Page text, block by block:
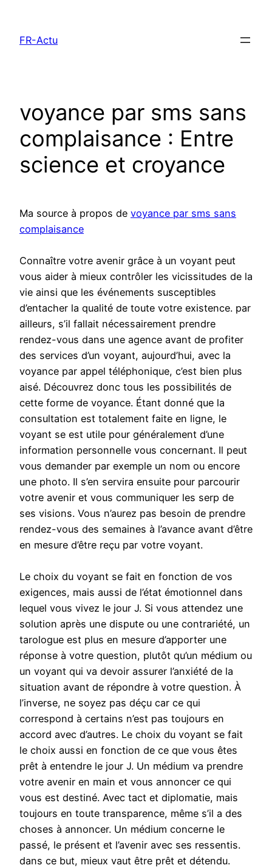
contenu
FR-Actu
voyance par sms sans
complaisance : Entre
science et croyance
Ma source à propos de voyance par sms sans
complaisance
Connaître votre avenir grâce à un voyant peut
vous aider à mieux contrôler les vicissitudes de la
vie ainsi que les événements susceptibles
d’entacher la qualité de toute votre existence. par
ailleurs, s’il fallait nécessairement prendre
rendez-vous dans une agence avant de profiter
des services d’un voyant, aujourd’hui, avec la
voyance par appel téléphonique, c’est bien plus
aisé. Découvrez donc tous les possibilités de
cette forme de voyance. Étant donné que la
consultation est totalement faite en ligne, le
voyant se est utile pour généralement d’une
information personnelle vous concernant. Il peut
vous demander par exemple un nom ou encore
une photo. Il s’en servira ensuite pour parcourir
votre avenir et vous communiquer les serp de
ses visions. Vous n’aurez pas besoin de prendre
rendez-vous des semaines à l’avance avant d’être
en mesure d’être reçu par votre voyant.
Le choix du voyant se fait en fonction de vos
exigences, mais aussi de l’état émotionnel dans
lequel vous vivez le jour J. Si vous attendez une
solution après une dispute ou une contrariété, un
tarologue est plus en mesure d’apporter une
réponse à votre question, plutôt qu’un médium ou
un voyant qui va devoir assurer l’anxiété de la
situation avant de répondre à votre question. À
l’inverse, ne soyez pas déçu car ce qui
correspond à certains n’est pas toujours en
accord avec d’autres. Le choix du voyant se fait
le choix aussi en fonction de ce que vous êtes
prêt à entendre le jour J. Un médium va prendre
votre avenir en main et vous annoncer ce qui
vous est destiné. Avec tact et diplomatie, mais
toujours en toute transparence, même s’il a des
choses à annoncer. Un médium concerne le
passé, le présent et l’avenir avec ses ressentis.
dans ce but, mieux vaut être prêt et détendu.